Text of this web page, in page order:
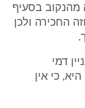
מהנקוב בסעיף
החכירה ולכן
דמי
כי אין